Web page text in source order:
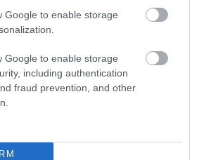
Google to enable storage
Google to enable storage
including authentication
fraud prevention, and other
ÚJ HŰTŐRENDSZER A MARKHOT FERENC